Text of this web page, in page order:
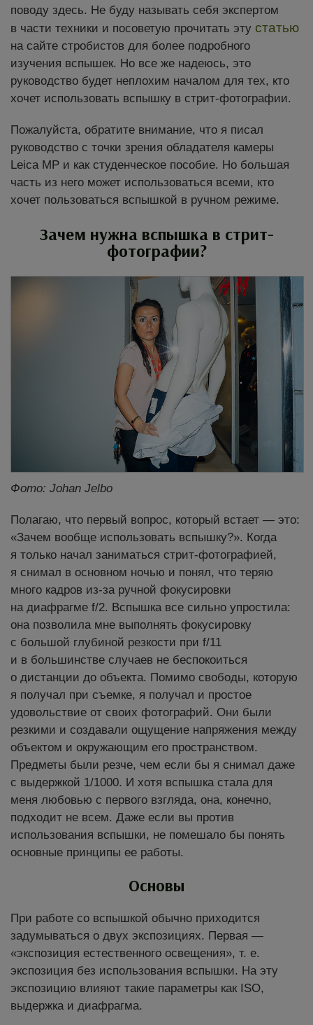
поводу здесь. Не буду называть себя экспертом
в части техники и посоветую прочитать эту статью
на сайте стробистов для более подробного
изучения вспышек. Но все же надеюсь, это
руководство будет неплохим началом для тех, кто
хочет использовать вспышку в стрит-фотографии.
Пожалуйста, обратите внимание, что я писал
руководство с точки зрения обладателя камеры
Leica MP и как студенческое пособие. Но большая
часть из него может использоваться всеми, кто
хочет пользоваться вспышкой в ручном режиме.
Зачем нужна вспышка в стрит-
фотографии?
Фото: Johan Jelbo
Полагаю, что первый вопрос, который встает — это:
«Зачем вообще использовать вспышку?». Когда
я только начал заниматься стрит-фотографией,
я снимал в основном ночью и понял, что теряю
много кадров из-за ручной фокусировки
на диафрагме f/2. Вспышка все сильно упростила:
она позволила мне выполнять фокусировку
с большой глубиной резкости при f/11
и в большинстве случаев не беспокоиться
о дистанции до объекта. Помимо свободы, которую
я получал при съемке, я получал и простое
удовольствие от своих фотографий. Они были
резкими и создавали ощущение напряжения между
объектом и окружающим его пространством.
Предметы были резче, чем если бы я снимал даже
с выдержкой 1/1000. И хотя вспышка стала для
меня любовью с первого взгляда, она, конечно,
подходит не всем. Даже если вы против
использования вспышки, не помешало бы понять
основные принципы ее работы.
Основы
При работе со вспышкой обычно приходится
задумываться о двух экспозициях. Первая —
«экспозиция естественного освещения», т. е.
экспозиция без использования вспышки. На эту
экспозицию влияют такие параметры как ISO,
выдержка и диафрагма.